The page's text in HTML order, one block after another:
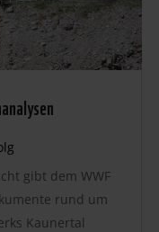
gibt dem WWF
rund um
Kaunertal